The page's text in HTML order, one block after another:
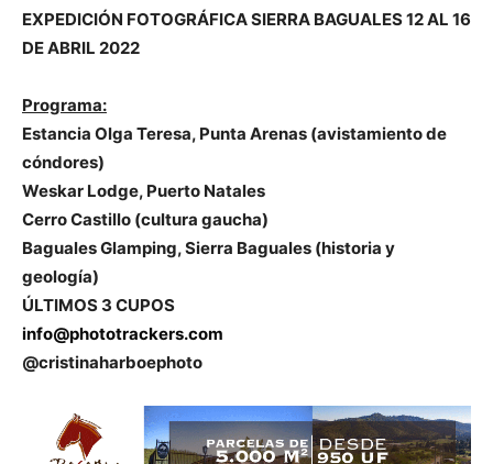
EXPEDICIÓN FOTOGRÁFICA SIERRA BAGUALES12 AL 16
DE ABRIL 2022
Programa:
Estancia Olga Teresa, Punta Arenas (avistamiento de
cóndores)
Weskar Lodge, Puerto Natales
Cerro Castillo (cultura gaucha)
Baguales Glamping, Sierra Baguales (historia y
geología)
ÚLTIMOS 3 CUPOS
info@phototrackers.com
@cristinaharboephoto